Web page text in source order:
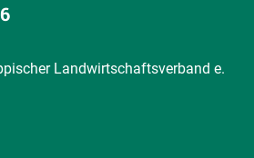
Landwirtschaftsverband e.